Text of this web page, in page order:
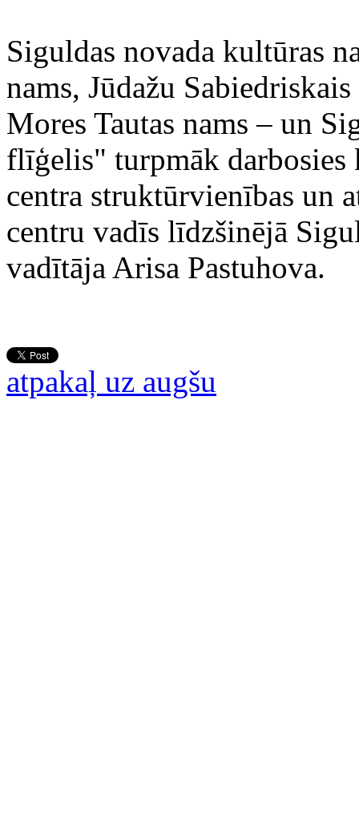
Siguldas novada kultūras
nams, Jūdažu
Mores Tautas nams – un
flīģelis" turpmāk darbosies
centra struktūrvienības un
centru vadīs līdzšinējā
vadītāja Arisa Pastuhova.
atpakaļ uz augšu